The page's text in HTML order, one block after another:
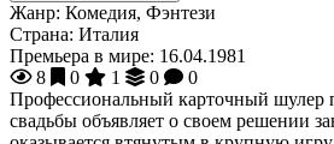
Жанр: Комедия, Фэнтези
Страна: Италия
Премьера в мире: 16.04.1981
8
0 1 0
0
Профессиональный карточный шулер
свадьбы объявляет о своем решении